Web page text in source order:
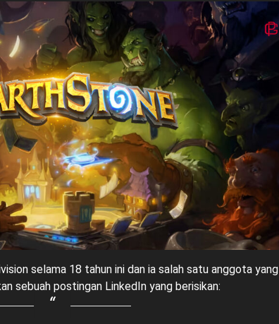
selama 18 tahun ini dan ia salah satu anggota yang
sebuah postingan LinkedIn yang berisikan: